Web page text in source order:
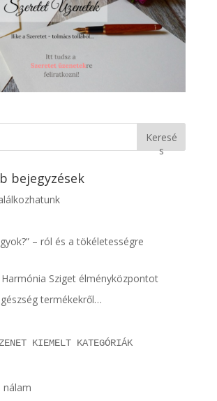
Keresé
s
bejegyzések
– ról és a tökéletességre
Sziget élményközpontot
termékekről…
KIEMELT KATEGÓRIÁK
nálam